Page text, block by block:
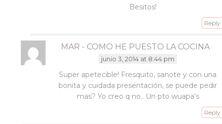
Besitos!
Reply
MAR - COMO HE PUESTO LA COCINA
junio 3, 2014 at 8:44 pm
Super apetecible! Fresquito, sanote y con una
bonita y cuidada presentación, se puede pedir
mas? Yo creo q no.. Un pto wuapa's
Reply